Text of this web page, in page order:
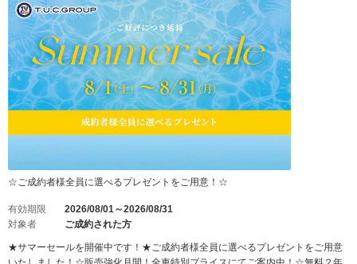
☆ご成約者様全員に選べるプレゼントをご用意！☆
有効期限
2026/08/01～2026/08/31
対象者
ご成約された方
★サマーセールを開催中です！★ご成約者様全員に選べるプレゼントをご用意